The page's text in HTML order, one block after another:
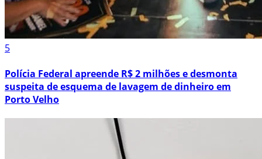
5
Polícia Federal apreende R$ 2 milhões e desmonta
suspeita de esquema de lavagem de dinheiro em
Porto Velho